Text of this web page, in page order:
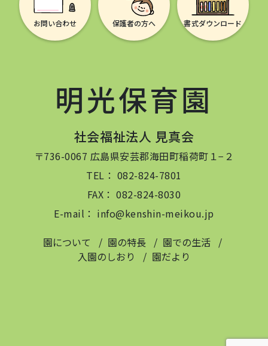
明光保育園
社会福祉法人 見真会
〒736-0067 広島県安芸郡海田町稲荷町１−２
TEL： 082-824-7801
FAX： 082-824-8030
E-mail： info@kenshin-meikou.jp
園について
園の特長
園での生活
入園のしおり
園だより
お問い合わせ 保護者の方へ 書式ダウンロード